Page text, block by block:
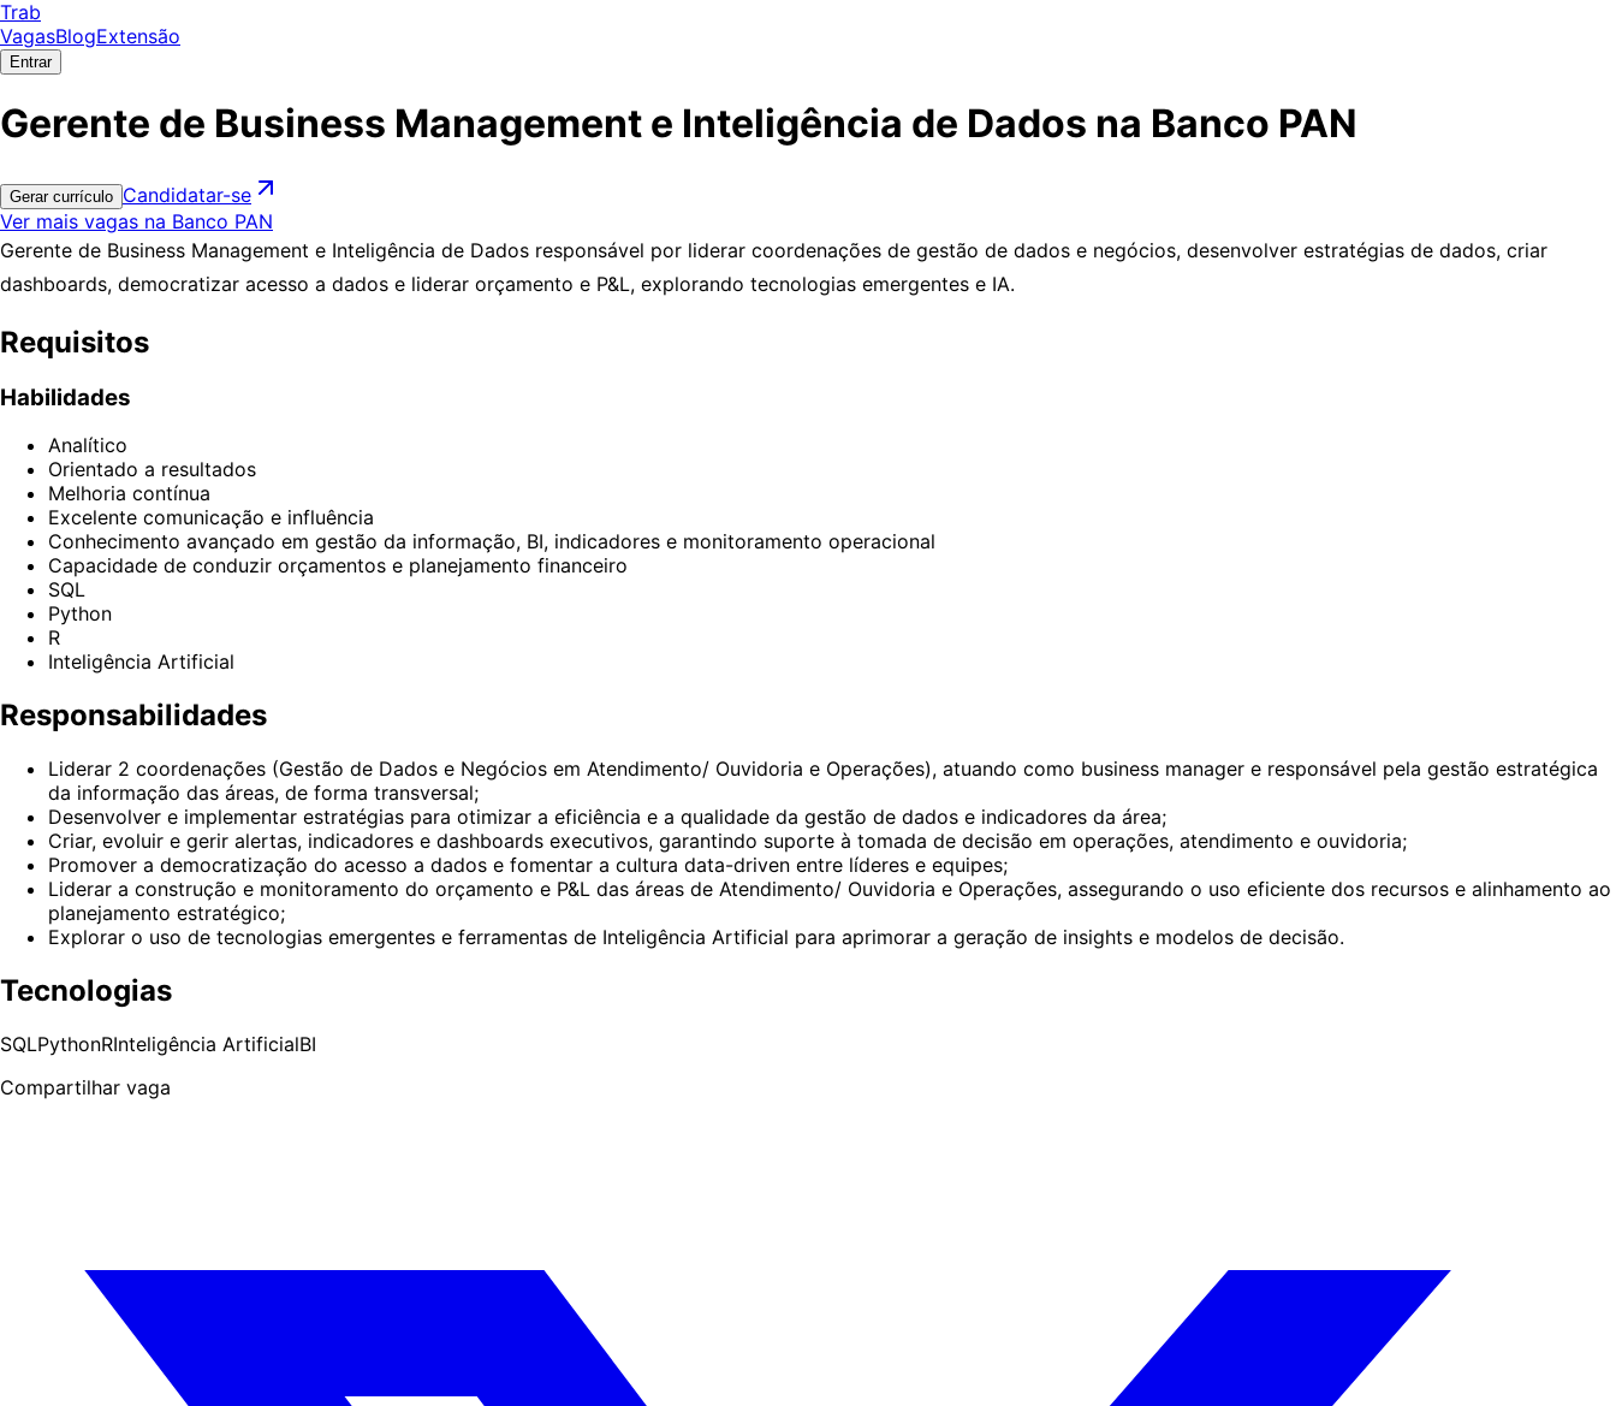
Trab
VagasBlogExtensão
Entrar
Gerente de Business Management e Inteligência de Dados na Banco PAN
Gerar currículo Candidatar-se
Ver mais vagas na Banco PAN
Gerente de Business Management e Inteligência de Dados responsável por liderar coordenações de gestão de dados e negócios, desenvolver estratégias de dados, criar
dashboards, democratizar acesso a dados e liderar orçamento e P&L, explorando tecnologias emergentes e IA.
Requisitos
Habilidades
Analítico
Orientado a resultados
Melhoria contínua
Excelente comunicação e influência
Conhecimento avançado em gestão da informação, BI, indicadores e monitoramento operacional
Capacidade de conduzir orçamentos e planejamento financeiro
SQL
Python
R
Inteligência Artificial
Responsabilidades
Liderar 2 coordenações (Gestão de Dados e Negócios em Atendimento/ Ouvidoria e Operações), atuando como business manager e responsável pela gestão estratégica
da informação das áreas, de forma transversal;
Desenvolver e implementar estratégias para otimizar a eficiência e a qualidade da gestão de dados e indicadores da área;
Criar, evoluir e gerir alertas, indicadores e dashboards executivos, garantindo suporte à tomada de decisão em operações, atendimento e ouvidoria;
Promover a democratização do acesso a dados e fomentar a cultura data-driven entre líderes e equipes;
Liderar a construção e monitoramento do orçamento e P&L das áreas de Atendimento/ Ouvidoria e Operações, assegurando o uso eficiente dos recursos e alinhamento ao
planejamento estratégico;
Explorar o uso de tecnologias emergentes e ferramentas de Inteligência Artificial para aprimorar a geração de insights e modelos de decisão.
Tecnologias
SQLPythonRInteligência ArtificialBI
Compartilhar vaga